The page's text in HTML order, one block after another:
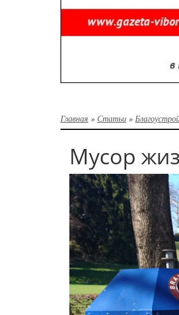
Главная » Статьи »
Мусор